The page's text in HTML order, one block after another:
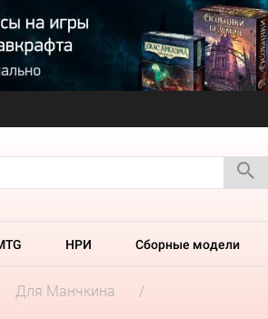
НРИ Сборные модели
Для Манчкина